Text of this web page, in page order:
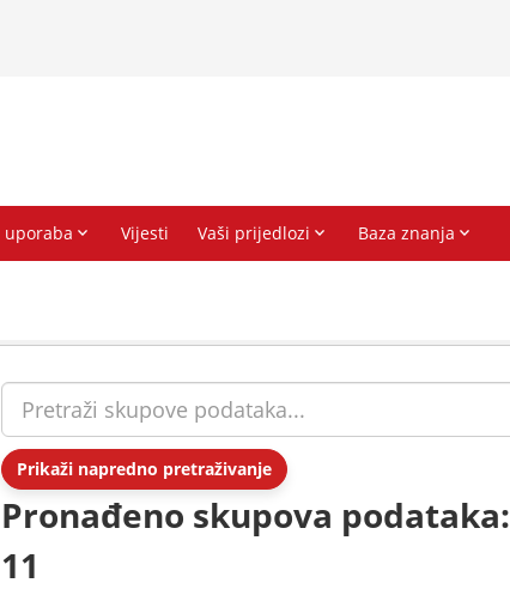
Prikaži napredno pretraživanje
Pronađeno skupova podataka:
11